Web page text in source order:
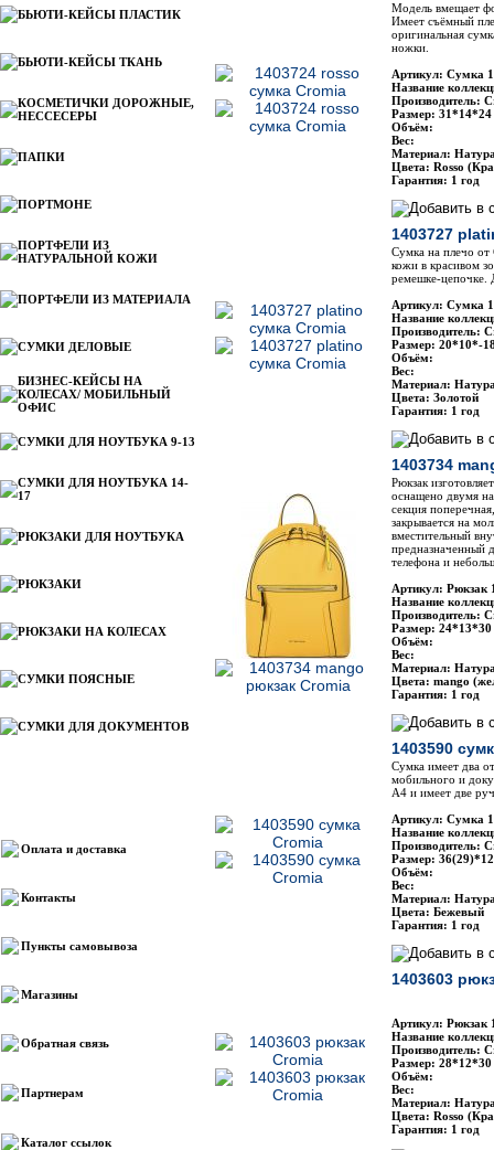
БЬЮТИ-КЕЙСЫ ПЛАСТИК
БЬЮТИ-КЕЙСЫ ТКАНЬ
КОСМЕТИЧКИ ДОРОЖНЫЕ,
НЕССЕСЕРЫ
ПАПКИ
ПОРТМОНЕ
ПОРТФЕЛИ ИЗ
НАТУРАЛЬНОЙ КОЖИ
ПОРТФЕЛИ ИЗ МАТЕРИАЛА
СУМКИ ДЕЛОВЫЕ
БИЗНЕС-КЕЙСЫ НА
КОЛЕСАХ/ МОБИЛЬНЫЙ
ОФИС
СУМКИ ДЛЯ НОУТБУКА 9-13
СУМКИ ДЛЯ НОУТБУКА 14-
17
РЮКЗАКИ ДЛЯ НОУТБУКА
РЮКЗАКИ
РЮКЗАКИ НА КОЛЕСАХ
СУМКИ ПОЯСНЫЕ
СУМКИ ДЛЯ ДОКУМЕНТОВ
Оплата и доставка
Контакты
Пункты самовывоза
Магазины
Обратная связь
Партнерам
Каталог ссылок
Модель вмещает
Имеет съёмный
оригинальная
ножки.
Артикул: Сумка
Название
Производитель:
Размер: 31*14*24
Объём:
Вес:
Материал:
Цвета: Rosso
Гарантия: 1 год
1403727
Сумка на плечо от
кожи в красивом
ремешке-цепочке.
Артикул: Сумка
Название
Производитель:
Размер: 20*10*-
Объём:
Вес:
Материал:
Цвета: Золотой
Гарантия: 1 год
1403734
Рюкзак
оснащено двумя
секция
закрывается на
вместительный
предназначенный
телефона и
Артикул: Рюкзак
Название
Производитель:
Размер: 24*13*30
Объём:
Вес:
Материал:
Цвета: mango
Гарантия: 1 год
1403590
Сумка имеет два
мобильного и
A4 и имеет две
Артикул: Сумка
Название
Производитель:
Размер:
Объём:
Вес:
Материал:
Цвета: Бежевый
Гарантия: 1 год
1403603
Артикул: Рюкзак
Название
Производитель:
Размер: 28*12*30
Объём:
Вес:
Материал:
Цвета: Rosso
Гарантия: 1 год